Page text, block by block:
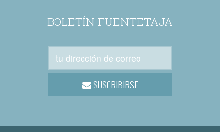
BOLETÍN FUENTETAJA
SUSCRIBIRSE